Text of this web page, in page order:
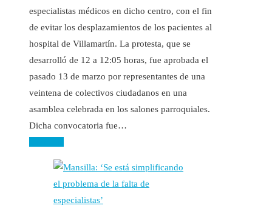
especialistas médicos en dicho centro, con el fin
de evitar los desplazamientos de los pacientes al
hospital de Villamartín. La protesta, que se
desarrolló de 12 a 12:05 horas, fue aprobada el
pasado 13 de marzo por representantes de una
veintena de colectivos ciudadanos en una
asamblea celebrada en los salones parroquiales.
Dicha convocatoria fue…